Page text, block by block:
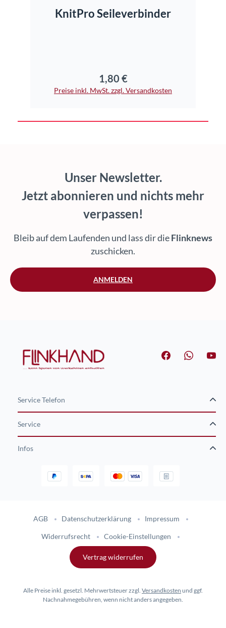
KnitPro Seileverbinder
Regulärer Preis:
1,80 €
Preise inkl. MwSt. zzgl. Versandkosten
Unser Newsletter.
Jetzt abonnieren und nichts mehr
verpassen!
Bleib auf dem Laufenden und lass dir dieFlinknews
zuschicken.
ANMELDEN
Service Telefon
Service
Infos
AGB Datenschutzerklärung Impressum
Widerrufsrecht Cookie-Einstellungen
Vertrag widerrufen
Alle Preise inkl. gesetzl. Mehrwertsteuer zzgl. Versandkosten und ggf.
Nachnahmegebühren, wenn nicht anders angegeben.
Gestaltung und Umsetzung des Online-Shops flinkhand-shop.de